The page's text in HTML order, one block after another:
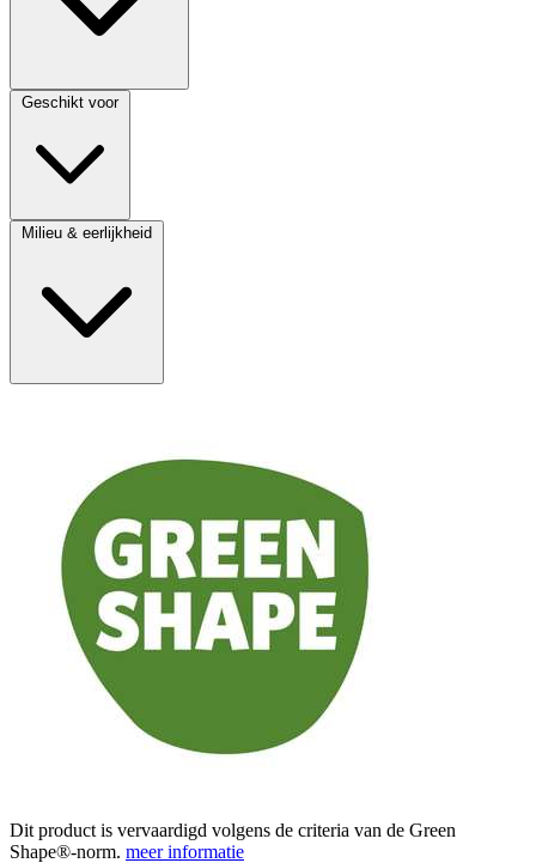
Geschikt voor
Milieu & eerlijkheid
Dit product is vervaardigd volgens de criteria van de Green
Shape®-norm. meer informatie